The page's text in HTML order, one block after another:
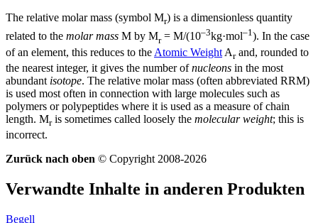
The relative molar mass (symbol Mr) is a dimensionless quantity
related to the molar mass M by Mr = M/(10–3kg·mol–1). In the case
of an element, this reduces to the Atomic Weight Arand, rounded to
the nearest integer, it gives the number ofnucleons in the most
abundant isotope. The relative molar mass (often abbreviated RRM)
is used most often in connection with large molecules such as
polymers or polypeptides where it is used as a measure of chain
length. Mris sometimes called loosely the molecular weight; this is
incorrect.
Zurück nach oben © Copyright 2008-2026
Verwandte Inhalte in anderen Produkten
Begell